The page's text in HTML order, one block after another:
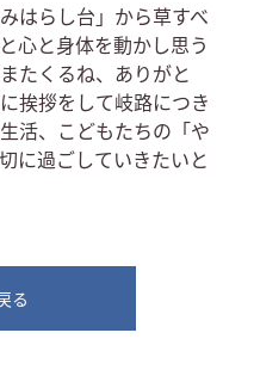
はらし台」から草すべ
心と身体を動かし思う
たくるね、ありがと
挨拶をして岐路につき
活、こどもたちの「や
に過ごしていきたいと
る